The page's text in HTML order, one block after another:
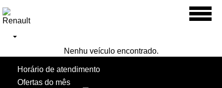
Nenhu veículo encontrado.
Horário de atendimento
Ofertas do mês